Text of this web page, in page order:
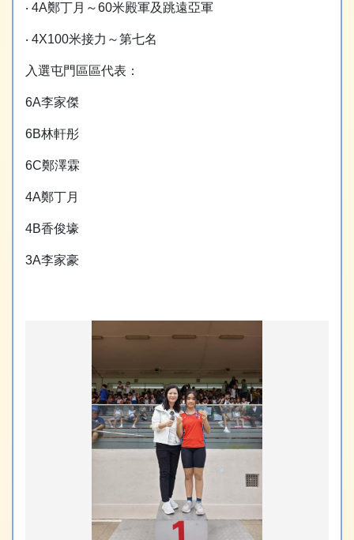
‧ 4A鄭丁月～60米殿軍及跳遠亞軍
‧ 4X100米接力～第七名
入選屯門區區代表：
6A李家傑
6B林軒彤
6C鄭澤霖
4A鄭丁月
4B香俊壕
3A李家豪